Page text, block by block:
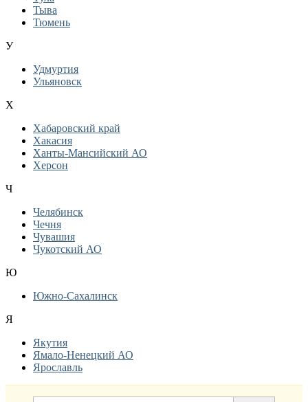
Тыва
Тюмень
У
Удмуртия
Ульяновск
Х
Хабаровский край
Хакасия
Ханты-Мансийский АО
Херсон
Ч
Челябинск
Чечня
Чувашия
Чукотский АО
Ю
Южно-Сахалинск
Я
Якутия
Ямало-Ненецкий АО
Ярославль
Дополнительная информация